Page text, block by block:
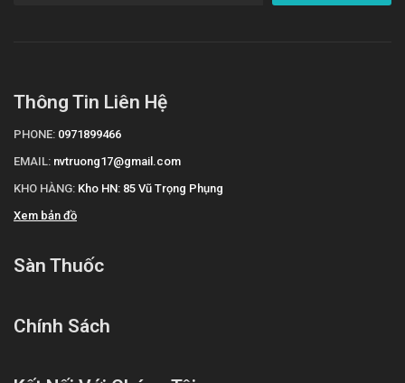
Thông Tin Liên Hệ
PHONE: 0971899466
EMAIL: nvtruong17@gmail.com
KHO HÀNG: Kho HN: 85 Vũ Trọng Phụng
Xem bản đồ
Sàn Thuốc
Chính Sách